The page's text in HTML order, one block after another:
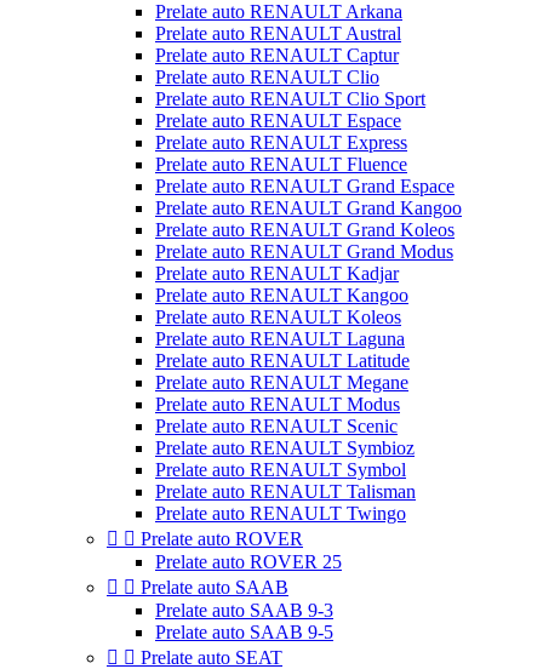
Prelate auto RENAULT Arkana
Prelate auto RENAULT Austral
Prelate auto RENAULT Captur
Prelate auto RENAULT Clio
Prelate auto RENAULT Clio Sport
Prelate auto RENAULT Espace
Prelate auto RENAULT Express
Prelate auto RENAULT Fluence
Prelate auto RENAULT Grand Espace
Prelate auto RENAULT Grand Kangoo
Prelate auto RENAULT Grand Koleos
Prelate auto RENAULT Grand Modus
Prelate auto RENAULT Kadjar
Prelate auto RENAULT Kangoo
Prelate auto RENAULT Koleos
Prelate auto RENAULT Laguna
Prelate auto RENAULT Latitude
Prelate auto RENAULT Megane
Prelate auto RENAULT Modus
Prelate auto RENAULT Scenic
Prelate auto RENAULT Symbioz
Prelate auto RENAULT Symbol
Prelate auto RENAULT Talisman
Prelate auto RENAULT Twingo
  Prelate auto ROVER
Prelate auto ROVER 25
  Prelate auto SAAB
Prelate auto SAAB 9-3
Prelate auto SAAB 9-5
  Prelate auto SEAT